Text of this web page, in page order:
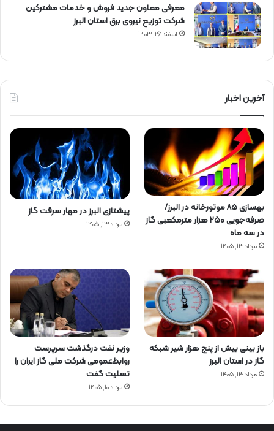
معرفی معاون جدید فروش و خدمات مشتركین
شركت توزیع نیروی برق استان البرز
اسفند ۲۶, ۱۴۰۳
آخرین اخبار
بهسازی ۸۵ موتورخانه در البرز/
صرفه‌جویی ۲۵۰ هزار مترمکعبی گاز
در سه ماه
مرداد ۱۳, ۱۴۰۵
پیشتازی البرز در مهار سرقت گاز
مرداد ۱۳, ۱۴۰۵
باز بینی بیش از پنج هزار شیر شبکه
گاز در استان البرز
مرداد ۱۳, ۱۴۰۵
وزیر نفت درگذشت سرپرست
روابط‌عمومی شرکت ملی گاز ایران را
تسلیت گفت
مرداد ۱۰, ۱۴۰۵